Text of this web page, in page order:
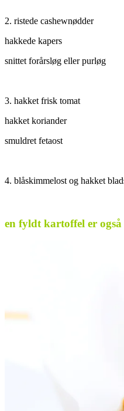
2. ristede cashewnødder
hakkede kapers
snittet forårsløg eller purløg
3. hakket frisk tomat
hakket koriander
smuldret fetaost
4. blåskimmelost og hakket
en fyldt kartoffel er